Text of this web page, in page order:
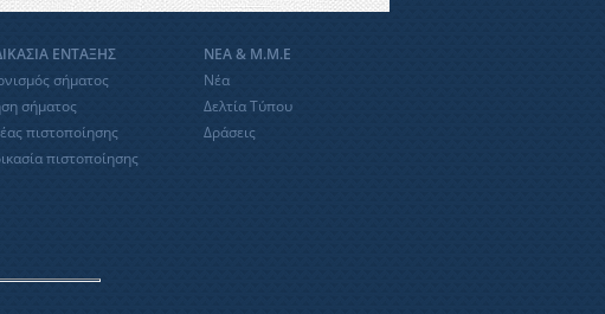
ΕΝΤΑΞΗΣ
σήματος
σήματος
πιστοποίησης
πιστοποίησης
ΝΕΑ & Μ.Μ.Ε
Νέα
Δελτία Τύπου
Δράσεις